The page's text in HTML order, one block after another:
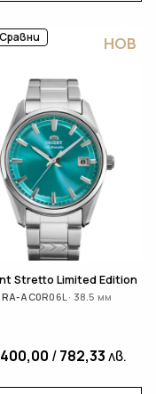
Сравни НОВ
Stretto Limited Edition
RA-AC0R06L · 38.5 мм
400,00 /782,33лв.